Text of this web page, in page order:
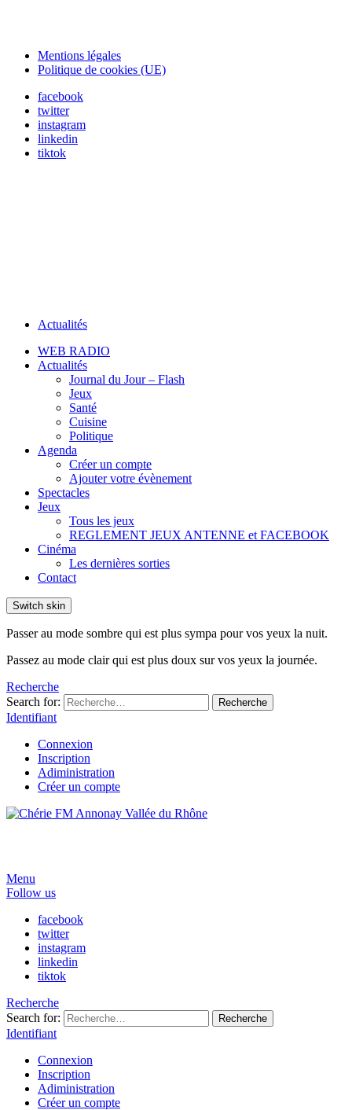
Mentions légales
Politique de cookies (UE)
facebook
twitter
instagram
linkedin
tiktok
Actualités
WEB RADIO
Actualités
Journal du Jour – Flash
Jeux
Santé
Cuisine
Politique
Agenda
Créer un compte
Ajouter votre évènement
Spectacles
Jeux
Tous les jeux
REGLEMENT JEUX ANTENNE et FACEBOOK
Cinéma
Les dernières sorties
Contact
Switch skin
Passer au mode sombre qui est plus sympa pour vos yeux la nuit.
Passez au mode clair qui est plus doux sur vos yeux la journée.
Recherche
Search for:
Recherche
Identifiant
Connexion
Inscription
Adiministration
Créer un compte
Menu
Follow us
facebook
twitter
instagram
linkedin
tiktok
Recherche
Search for:
Recherche
Identifiant
Connexion
Inscription
Adiministration
Créer un compte